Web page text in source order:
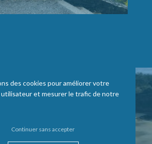
des cookies pour améliorer votre
et mesurer le trafic de notre
Continuer sans accepter